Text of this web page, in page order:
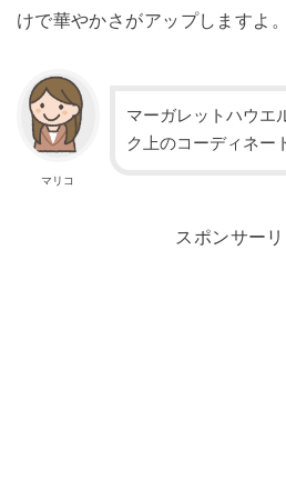
けで華やかさがアップしますよ。
マリコ
マーガレットハウエ
ク上のコーディネー
スポンサーリ